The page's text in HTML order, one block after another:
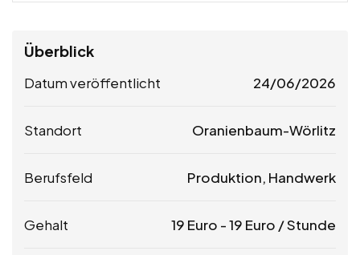
Überblick
Datum veröffentlicht 24/06/2026
Standort Oranienbaum-Wörlitz
Berufsfeld Produktion, Handwerk
Gehalt 19 Euro -19 Euro / Stunde